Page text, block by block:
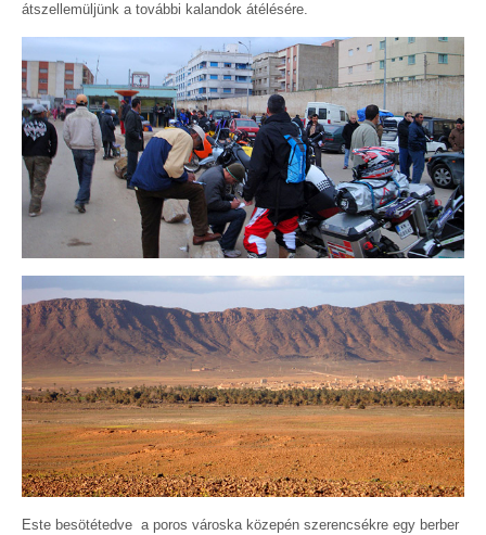
átszellemüljünk a további kalandok átélésére.
Este besötétedve a poros városka közepén szerencsékre egy berber